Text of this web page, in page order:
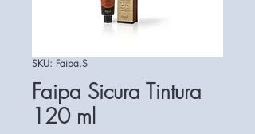
SKU: Faipa.S
Faipa Sicura Tintura
120 ml